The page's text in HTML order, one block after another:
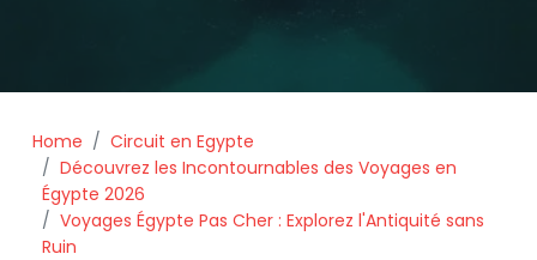
Home
Circuit en Egypte
Découvrez les Incontournables des Voyages en
Égypte 2026
Voyages Égypte Pas Cher : Explorez l'Antiquité sans
Ruin